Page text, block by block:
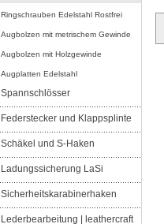
Ringschrauben Edelstahl Rostfrei
Augbolzen mit metrischem Gewinde
Augbolzen mit Holzgewinde
Augplatten Edelstahl
Spannschlösser
Federstecker und Klappsplinte
Schäkel und S-Haken
Ladungssicherung LaSi
Sicherheitskarabinerhaken
Lederbearbeitung | leathercraft